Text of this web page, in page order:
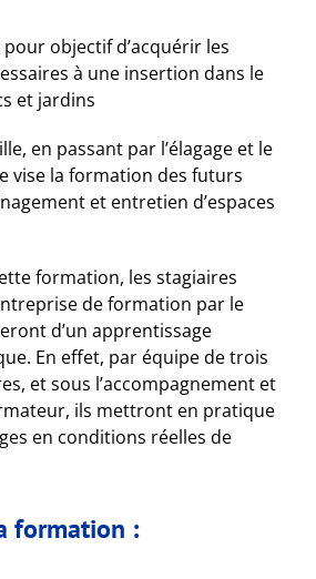
objectif d’acquérir les
à une insertion dans le
et jardins
en passant par l’élagage et le
vise la formation des futurs
et entretien d’espaces
formation, les stagiaires
de formation par le
d’un apprentissage
En effet, par équipe de trois
et sous l’accompagnement et
ils mettront en pratique
en conditions réelles de
formation :